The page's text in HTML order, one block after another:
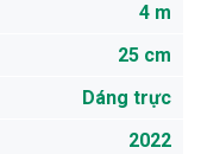
4 m
25 cm
Dáng trực
2022